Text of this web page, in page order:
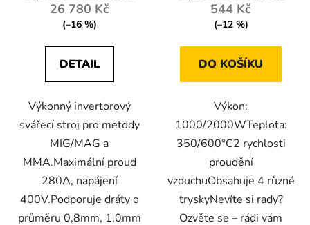
26 780 Kč
(–16 %)
DETAIL
Výkonný invertorový
svářecí stroj pro metody
MIG/MAG a
MMA.Maximální proud
280A, napájení
400V.Podporuje dráty o
průměru 0,8mm, 1,0mm
544 Kč
(–12 %)
DO KOŠÍKU
Výkon:
1000/2000WTeplota:
350/600°C2 rychlosti
proudění
vzduchuObsahuje 4 různé
tryskyNevíte si rady?
Ozvěte se – rádi vám